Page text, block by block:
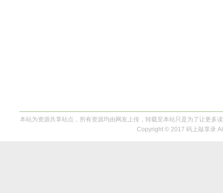
本站为资源共享站点，所有资源均由网友上传，转载至本站只是为了让更多
Copyright © 2017 码上敲享录